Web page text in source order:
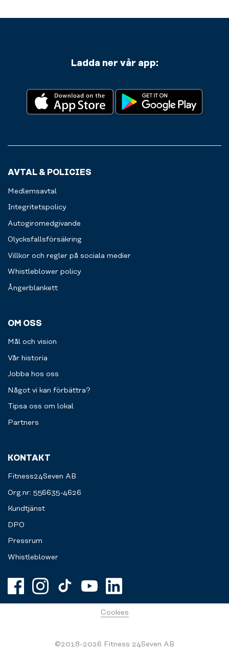
Ladda ner vår app:
AVTAL & POLICIES
Medlemsavtal
Integritetspolicy
Autogiromedgivande
Olycksfallsförsäkring
Villkor och regler på sociala medier
Whistleblower policy
Ångerblankett
OM OSS
Mål och vision
Vår historia
Jobba hos oss
Något vi kan förbättra?
Tipsa oss om lokal
Partners
KONTAKT
Fitness24Seven AB
Org.nr: 556635-4626
Kundtjänst
DPO
Pressrum
Whistleblower
Cookies
©2018-2026 Fitness 24Seven AB